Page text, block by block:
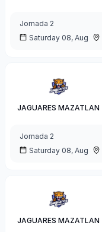
Jornada 2
Saturday 08, Aug
JAGUARES MAZATLAN
Jornada 2
Saturday 08, Aug
JAGUARES MAZATLAN